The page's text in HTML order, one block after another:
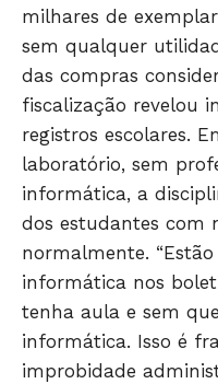
ECONOMIA
OPINIÃO
GERAL
EDUCAÇÃO
SAÚDE
AGRONOTÍCIAS
ÚLTIMAS NOTÍCIAS
milhares de
sem qualquer
das compras
fiscalização revelou
registros escolares.
laboratório, sem
informática, a
dos estudantes com
normalmente.
informática nos
tenha aula e sem
informática. Isso é
improbidade